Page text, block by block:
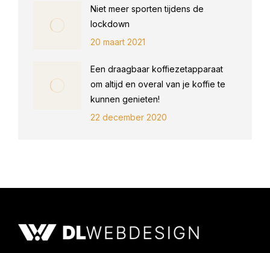
Niet meer sporten tijdens de
lockdown
20 maart 2021
Een draagbaar koffiezetapparaat
om altijd en overal van je koffie te
kunnen genieten!
22 december 2020